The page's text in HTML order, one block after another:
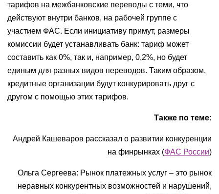
тарифов на межбанковские переводы с теми, что
действуют внутри банков, на рабочей группе с
участием ФАС. Если инициативу примут, размеры
комиссии будет устанавливать банк: тариф может
составить как 0%, так и, например, 0,2%, но будет
единым для разных видов переводов. Таким образом,
кредитные организации будут конкурировать друг с
другом с помощью этих тарифов.
Также по теме:
Андрей Кашеваров рассказал о развитии конкуренции
на финрынках (ФАС России)
Ольга Сергеева: Рынок платежных услуг – это рынок
неравных конкурентных возможностей и нарушений,